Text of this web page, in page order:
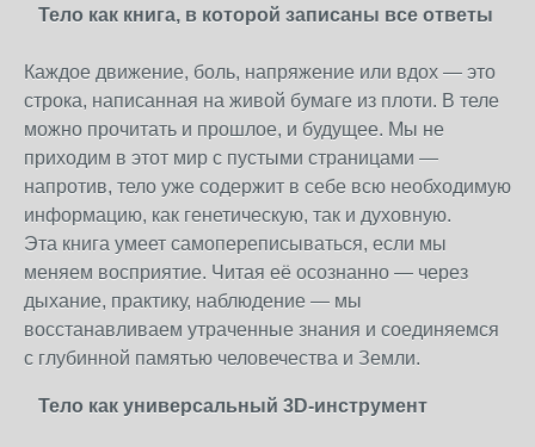
Тело как книга, в которой записаны все ответы
Каждое движение, боль, напряжение или вдох — это
строка, написанная на живой бумаге из плоти. В теле
можно прочитать и прошлое, и будущее. Мы не
приходим в этот мир с пустыми страницами —
напротив, тело уже содержит в себе всю необходимую
информацию, как генетическую, так и духовную.
Эта книга умеет самопереписываться, если мы
меняем восприятие. Читая её осознанно — через
дыхание, практику, наблюдение — мы
восстанавливаем утраченные знания и соединяемся
с глубинной памятью человечества и Земли.
Тело как универсальный 3D-инструмент